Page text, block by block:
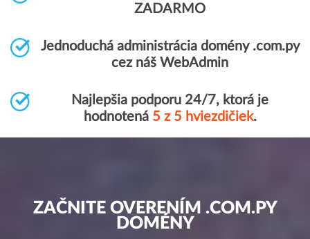
ZADARMO
Jednoduchá administrácia domény .com.py
cez náš WebAdmin
Najlepšia podporu 24/7, ktorá je
hodnotená 5 z 5 hviezdičiek.
ZAČNITE OVERENÍM .COM.PY
DOMÉNY